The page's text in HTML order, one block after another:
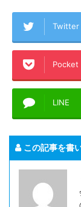
Twitter
Pocket
LINE
この記事を書